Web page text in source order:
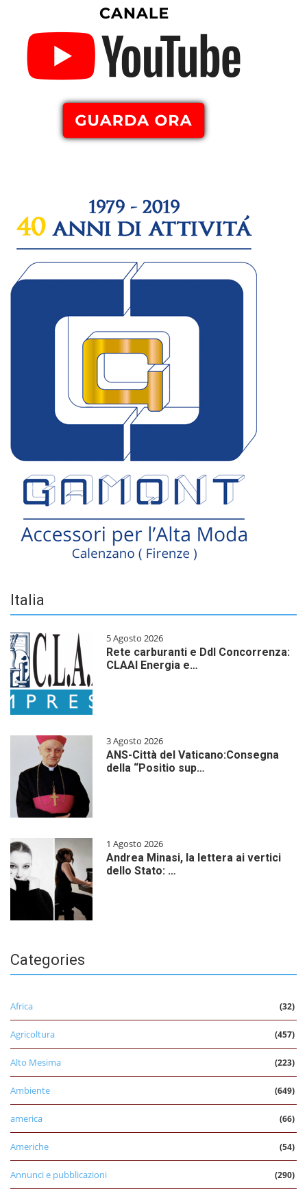
Italia
5 Agosto 2026
Rete carburanti e Ddl Concorrenza:
CLAAI Energia e…
3 Agosto 2026
ANS-Città del Vaticano:Consegna
della “Positio sup…
1 Agosto 2026
Andrea Minasi, la lettera ai vertici
dello Stato: …
Categories
Africa (32)
Agricoltura (457)
Alto Mesima (223)
Ambiente (649)
america (66)
Americhe (54)
Annunci e pubblicazioni (290)